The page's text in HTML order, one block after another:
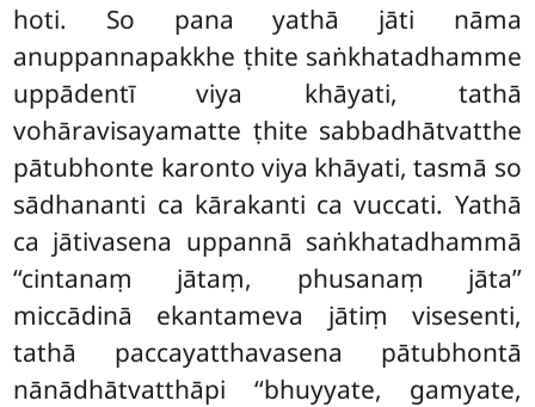
hoti. So pana yathā jāti nāma
anuppannapakkhe ṭhite saṅkhatadhamme
uppādentī viya khāyati, tathā
vohāravisayamatte ṭhite sabbadhātvatthe
pātubhonte karonto viya khāyati, tasmā so
sādhananti ca kārakanti ca vuccati. Yathā
ca jātivasena uppannā saṅkhatadhammā
‘‘cintanaṃ jātaṃ, phusanaṃ jāta’’
miccādinā ekantameva jātiṃ visesenti,
tathā paccayatthavasena pātubhontā
nānādhātvatthāpi ‘‘bhuyyate, gamyate,